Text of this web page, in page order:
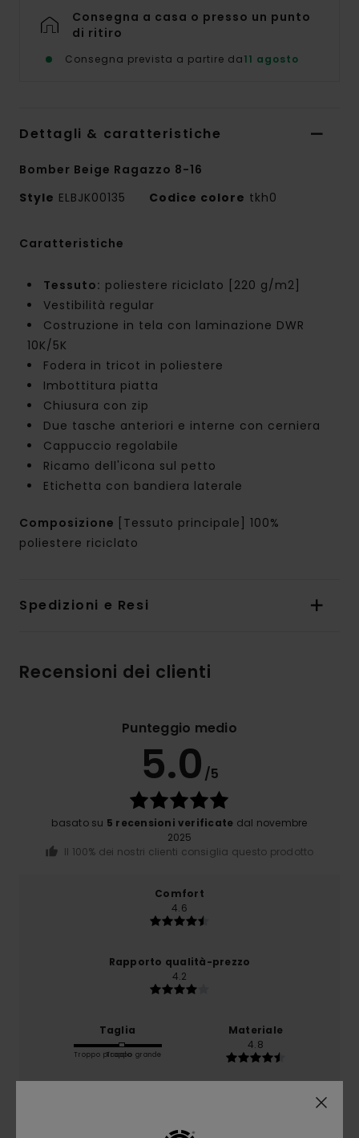
Consegna a casa o presso un punto
di ritiro
Consegna prevista a partire da11 agosto
Dettagli & caratteristiche
Bomber Beige Ragazzo 8-16
Style ELBJK00135 Codice colore tkh0
Caratteristiche
Tessuto: poliestere riciclato [220 g/m2]
Vestibilità regular
Costruzione in tela con laminazione DWR
10K/5K
Fodera in tricot in poliestere
Imbottitura piatta
Chiusura con zip
Due tasche anteriori e interne con cerniera
Cappuccio regolabile
Ricamo dell'icona sul petto
Etichetta con bandiera laterale
Composizione
[Tessuto principale] 100%
poliestere riciclato
Spedizioni e Resi
Recensioni dei clienti
Punteggio medio
5.0 /5
basato su 5 recensioni verificate dal novembre
2025
Il 100% dei nostri clienti consiglia questo prodotto
Comfort
4.6
Rapporto qualità-prezzo
4.2
Taglia
Troppo piccoloTroppo grande
Materiale
4.8